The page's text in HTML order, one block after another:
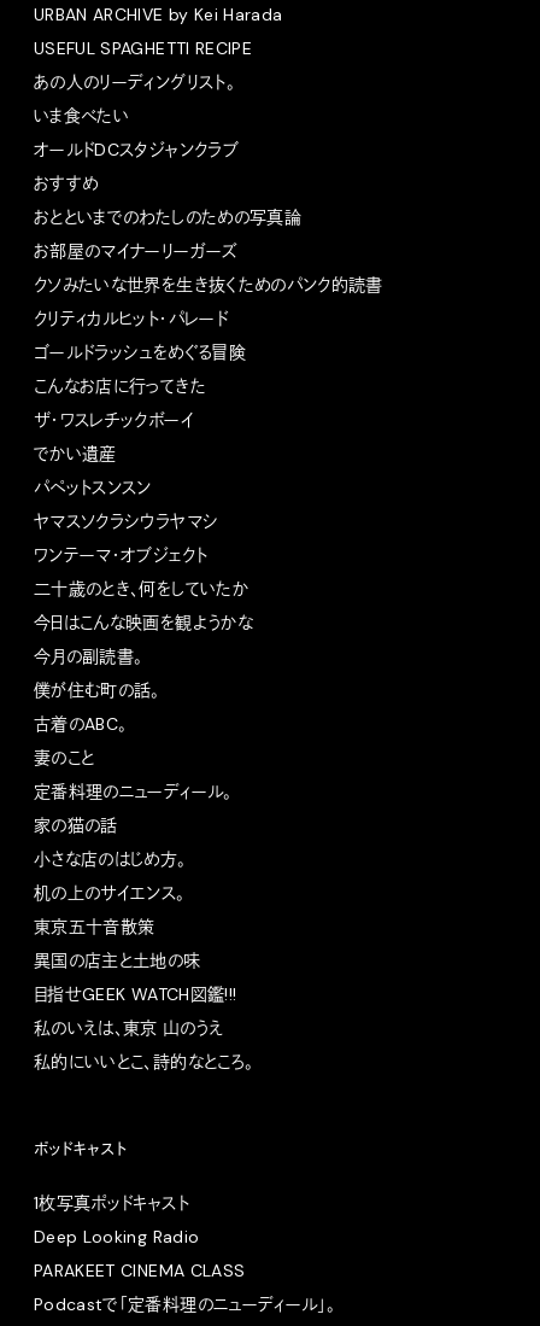
URBAN ARCHIVE by Kei Harada
USEFUL SPAGHETTI RECIPE
あの人のリーディングリスト。
いま食べたい
オールドDCスタジャンクラブ
おすすめ
おとといまでのわたしのための写真論
お部屋のマイナーリーガーズ
クソみたいな世界を生き抜くためのパンク的読書
クリティカルヒット・パレード
ゴールドラッシュをめぐる冒険
こんなお店に行ってきた
ザ・ワスレチックボーイ
でかい遺産
パペットスンスン
ヤマスソクラシウラヤマシ
ワンテーマ・オブジェクト
二十歳のとき、何をしていたか
今日はこんな映画を観ようかな
今月の副読書。
僕が住む町の話。
古着のABC。
妻のこと
定番料理のニューディール。
家の猫の話
小さな店のはじめ方。
机の上のサイエンス。
東京五十音散策
異国の店主と土地の味
目指せGEEK WATCH図鑑!!!
私のいえは、東京 山のうえ
私的にいいとこ、詩的なところ。
ポッドキャスト
1枚写真ポッドキャスト
Deep Looking Radio
PARAKEET CINEMA CLASS
Podcastで「定番料理のニューディール」。